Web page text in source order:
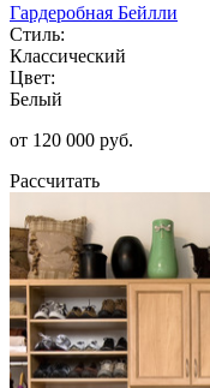
Гардеробная Бейлли
Стиль:
Классический
Цвет:
Белый
от 120 000 руб.
Рассчитать